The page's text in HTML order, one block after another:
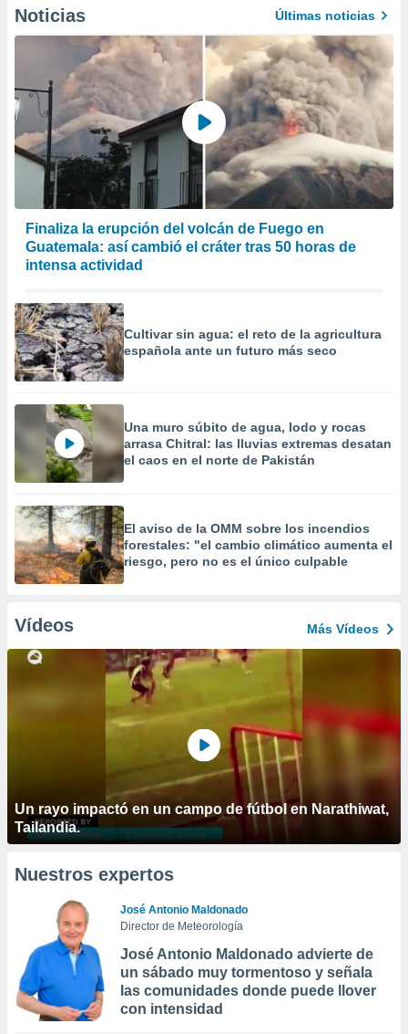
Noticias Últimas noticias
Finaliza la erupción del volcán de Fuego en
Guatemala: así cambió el cráter tras 50 horas de
intensa actividad
Cultivar sin agua: el reto de la agricultura
española ante un futuro más seco
Una muro súbito de agua, lodo y rocas
arrasa Chitral: las lluvias extremas desatan
el caos en el norte de Pakistán
El aviso de la OMM sobre los incendios
forestales: "el cambio climático aumenta el
riesgo, pero no es el único culpable
Vídeos Más Vídeos
Un rayo impactó en un campo de fútbol en Narathiwat,
Tailandia.
Nuestros expertos
José Antonio Maldonado
Director de Meteorología
José Antonio Maldonado advierte de
un sábado muy tormentoso y señala
las comunidades donde puede llover
con intensidad